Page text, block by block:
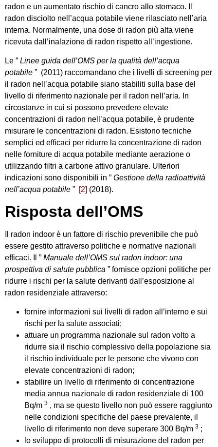
radon e un aumentato rischio di cancro allo stomaco. Il
radon disciolto nell’acqua potabile viene rilasciato nell’aria
interna. Normalmente, una dose di radon più alta viene
ricevuta dall’inalazione di radon rispetto all’ingestione.
Le ” Linee guida dell’OMS per la qualità dell’acqua
potabile ” (2011) raccomandano che i livelli di screening per
il radon nell’acqua potabile siano stabiliti sulla base del
livello di riferimento nazionale per il radon nell’aria. In
circostanze in cui si possono prevedere elevate
concentrazioni di radon nell’acqua potabile, è prudente
misurare le concentrazioni di radon. Esistono tecniche
semplici ed efficaci per ridurre la concentrazione di radon
nelle forniture di acqua potabile mediante aerazione o
utilizzando filtri a carbone attivo granulare. Ulteriori
indicazioni sono disponibili in ” Gestione della radioattività
nell’acqua potabile ” [2] (2018).
Risposta dell’OMS
Il radon indoor è un fattore di rischio prevenibile che può
essere gestito attraverso politiche e normative nazionali
efficaci. Il ” Manuale dell’OMS sul radon indoor: una
prospettiva di salute pubblica ” fornisce opzioni politiche per
ridurre i rischi per la salute derivanti dall’esposizione al
radon residenziale attraverso:
fornire informazioni sui livelli di radon all’interno e sui
rischi per la salute associati;
attuare un programma nazionale sul radon volto a
ridurre sia il rischio complessivo della popolazione sia
il rischio individuale per le persone che vivono con
elevate concentrazioni di radon;
stabilire un livello di riferimento di concentrazione
media annua nazionale di radon residenziale di 100
Bq/m 3 , ma se questo livello non può essere raggiunto
nelle condizioni specifiche del paese prevalente, il
livello di riferimento non deve superare 300 Bq/m 3 ;
lo sviluppo di protocolli di misurazione del radon per